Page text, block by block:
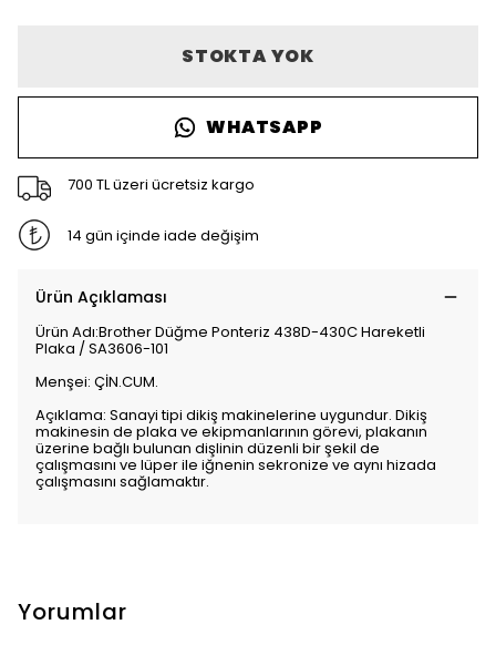
STOKTA YOK
WHATSAPP
700 TL üzeri ücretsiz kargo
14 gün içinde iade değişim
Ürün Açıklaması
Ürün Adı:Brother Düğme Ponteriz 438D-430C Hareketli
Plaka / SA3606-101
Menşei: ÇİN.CUM.
Açıklama: Sanayi tipi dikiş makinelerine uygundur. Dikiş
makinesin de plaka ve ekipmanlarının görevi, plakanın
üzerine bağlı bulunan dişlinin düzenli bir şekil de
çalışmasını ve lüper ile iğnenin sekronize ve aynı hizada
çalışmasını sağlamaktır.
Yorumlar